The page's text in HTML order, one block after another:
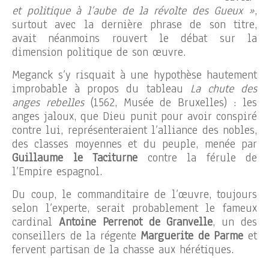
et politique à l’aube de la révolte des Gueux »,
surtout avec la dernière phrase de son titre,
avait néanmoins rouvert le débat sur la
dimension politique de son œuvre.
Meganck s’y risquait à une hypothèse hautement
improbable à propos du tableau La chute des
anges rebelles(1562, Musée de Bruxelles) : les
anges jaloux, que Dieu punit pour avoir conspiré
contre lui, représenteraient l’alliance des nobles,
des classes moyennes et du peuple, menée par
Guillaume le Taciturne contre la férule de
l’Empire espagnol.
Du coup, le commanditaire de l’œuvre, toujours
selon l’experte, serait probablement le fameux
cardinal Antoine Perrenot de Granvelle, un des
conseillers de la régente Marguerite de Parme et
fervent partisan de la chasse aux hérétiques.